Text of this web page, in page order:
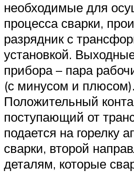
необходимые для
процесса сварки,
разрядник с
установкой.
прибора – пара
(с минусом и плюсом).
Положительный
поступающий от
подается на горелку
сварки, второй
деталям, которые